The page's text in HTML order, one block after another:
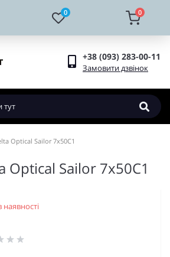
0 0
+38 (093) 283-00-11
Замовити дзвінок
Optical Sailor 7x50C1
Optical Sailor 7x50C1